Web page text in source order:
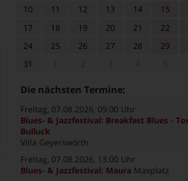
10
11 12 13 14 15
17
18 19 20 21 22
24
25 26 27 28 29
31
Die nächsten Termine:
Freitag, 07.08.2026, 09:00 Uhr
Blues- & Jazzfestival: Breakfast Blues -
Bulluck
Villa Geyerswörth
Freitag, 07.08.2026, 13:00 Uhr
Blues- & Jazzfestival: Maura Maxplatz